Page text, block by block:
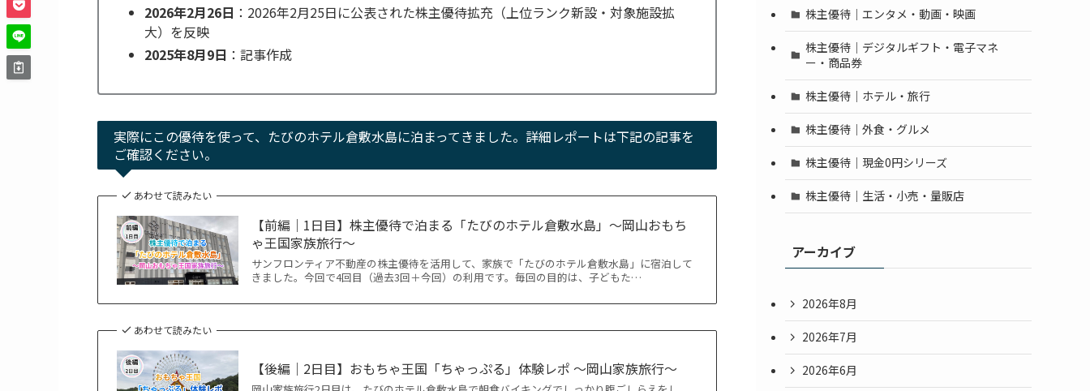
2026年2月26日 ：2026年2月25日に公表された株主優待拡充（上位ランク新設・対象施設拡
大）を反映
2025年8月9日 ：記事作成
実際にこの優待を使って、たびのホテル倉敷水島に泊まってきました。詳細レポートは下記の記事を
ご確認ください。
あわせて読みたい
【前編｜1日目】株主優待で泊まる「たびのホテル倉敷水島」〜岡山おもち
ゃ王国家族旅行〜
サンフロンティア不動産の株主優待を活用して、家族で「たびのホテル倉敷水島」に宿泊して
きました。今回で4回目（過去3回＋今回）の利用です。毎回の目的は、子どもた…
あわせて読みたい
【後編｜2日目】おもちゃ王国「ちゃっぷる」体験レポ 〜岡山家族旅行〜
株主優待｜エンタメ・動画・映画
株主優待｜デジタルギフト・電子マネ
ー・商品券
株主優待｜ホテル・旅行
株主優待｜外食・グルメ
株主優待｜現金0円シリーズ
株主優待｜生活・小売・量販店
アーカイブ
2026年8月
2026年7月
2026年6月